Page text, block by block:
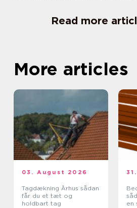
Read more
More articles
03. August 2026
Tagdækning Århus sådan
får du et tæt og
holdbart tag
en